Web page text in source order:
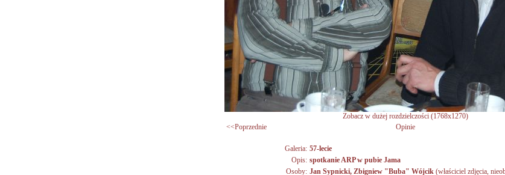
Zobacz w dużej rozdzielczości (1768x1270)
<<Poprzednie
Opinie
Galeria: 57-lecie
Opis: spotkanie ARP w pubie Jama
Osoby: Jan Sypnicki, Zbigniew "Buba" Wójcik (właściciel zdjęcia,